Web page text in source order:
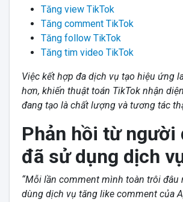
Tăng view TikTok
Tăng comment TikTok
Tăng follow TikTok
Tăng tim video TikTok
Việc kết hợp đa dịch vụ tạo hiệu ứng
hơn, khiến thuật toán TikTok nhận
đang tạo là chất lượng và tương tác
Phản hồi từ người
đã sử dụng dịch
“Mỗi lần comment mình toàn trôi đâu
dùng dịch vụ tăng like comment của